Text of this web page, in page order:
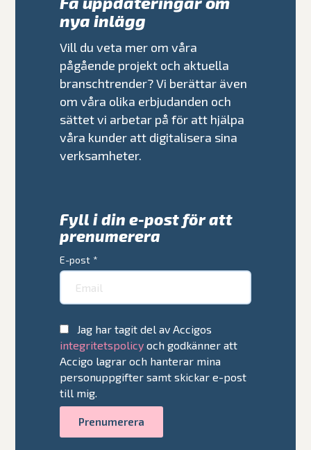
nya inlägg
Vill du veta mer om våra
pågående projekt och aktuella
branschtrender? Vi berättar även
om våra olika erbjudanden och
sättet vi arbetar på för att hjälpa
våra kunder att digitalisera sina
verksamheter.
Fyll i din e-post för att
prenumerera
E-post *
Jag har tagit del av Accigos
integritetspolicy och godkänner att
Accigo lagrar och hanterar mina
personuppgifter samt skickar e-post
till mig.